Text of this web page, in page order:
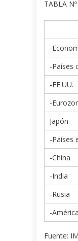
TABLA
-
-Países
-EE.UU.
-
Japón
-Países
-China
-India
-Rusia
-
Fuente: